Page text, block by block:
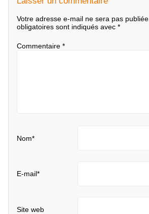
Votre adresse e-mail ne sera pas publiée.
obligatoires sont indiqués avec *
Commentaire *
Nom*
E-mail*
Site web